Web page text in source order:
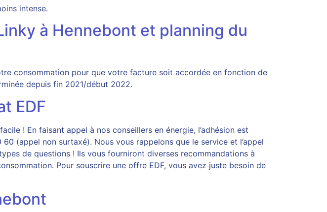
intense.
à Hennebont et planning du
consommation pour que votre facture soit accordée en fonction de
depuis fin 2021/début 2022.
EDF
! En faisant appel à nos conseillers en énergie, l’adhésion est
(appel non surtaxé). Nous vous rappelons que le service et l’appel
de questions ! Ils vous fourniront diverses recommandations à
Pour souscrire une offre EDF, vous avez juste besoin de